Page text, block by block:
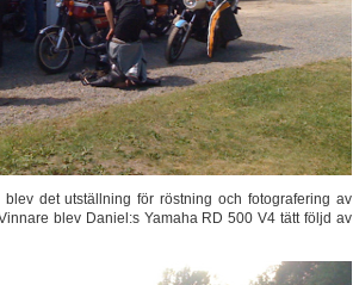
det utställning för röstning och fotografering av
blev Daniel:s Yamaha RD 500 V4 tätt följd av